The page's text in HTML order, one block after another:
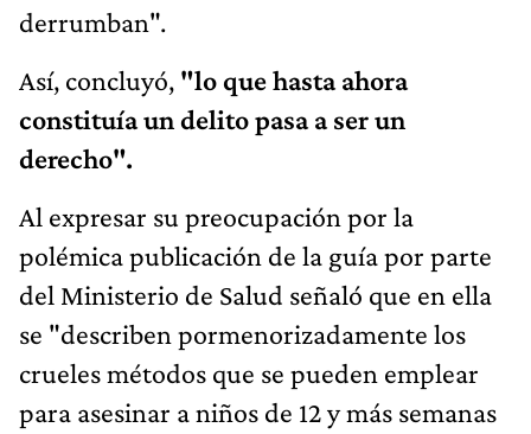
derrumban".
Así, concluyó, "lo que hasta ahora
constituía un delito pasa a ser un
derecho".
Al expresar su preocupación por la
polémica publicación de la guía por parte
del Ministerio de Salud señaló que en ella
se "describen pormenorizadamente los
crueles métodos que se pueden emplear
para asesinar a niños de 12 y más semanas